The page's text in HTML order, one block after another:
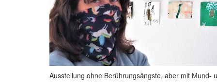
Ausstellung ohne Berührungsängste, aber mit Mund-